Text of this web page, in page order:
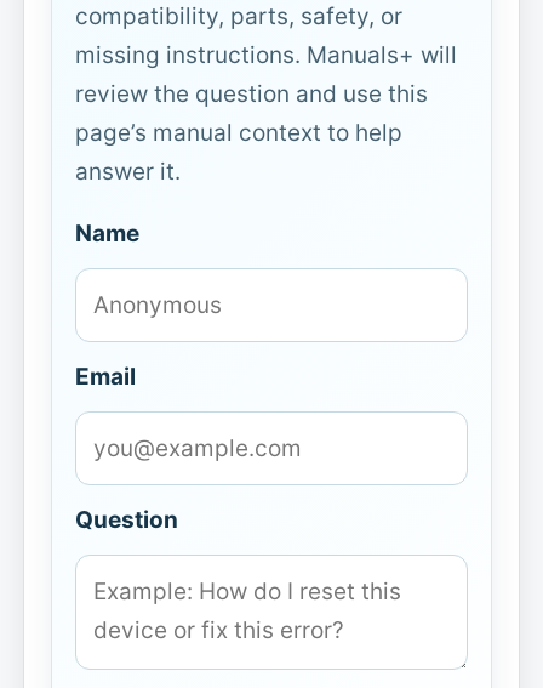
compatibility, parts, safety, or
missing instructions. Manuals+ will
review the question and use this
page’s manual context to help
answer it.
Name
Email
Question